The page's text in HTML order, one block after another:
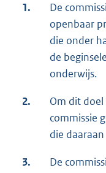
1.
De
openbaar
die onder
de
onderwijs.
2.
Om dit
commissie
die
3.
De